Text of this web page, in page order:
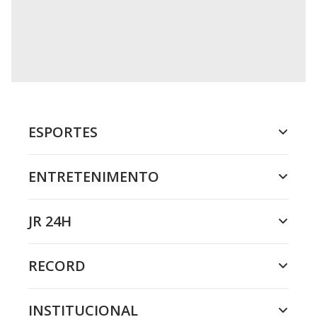
ESPORTES
ENTRETENIMENTO
JR 24H
RECORD
INSTITUCIONAL